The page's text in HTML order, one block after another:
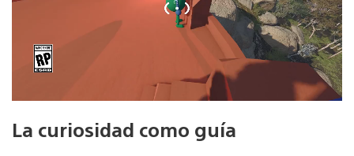
La curiosidad como guía